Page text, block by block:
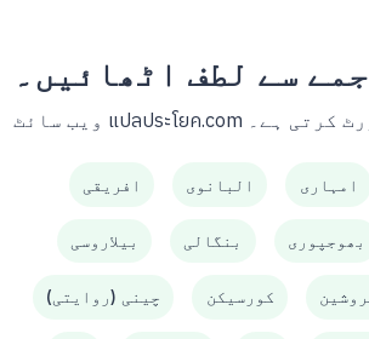
سے لطف اٹھائیں۔
افریقی البانوی امہاری
بیلاروسی بنگالی بھوجپوری
چینی (روایتی) کورسیکن